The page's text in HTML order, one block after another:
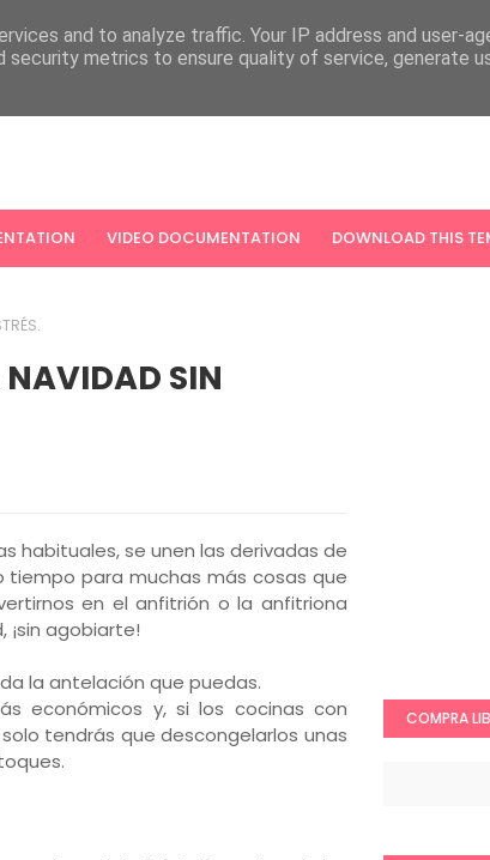
VIDEO DOCUMENTATION DOWNLOAD THIS
NAVIDAD SIN
habituales, se unen las derivadas de
tiempo para muchas más cosas que
en el anfitrión o la anfitriona
¡sin agobiarte!
la antelación que puedas.
económicos y, si los cocinas con
tendrás que descongelarlos unas
COMPRA
and to analyze traffic. Your IP address and user-
security metrics to ensure quality of service, generate